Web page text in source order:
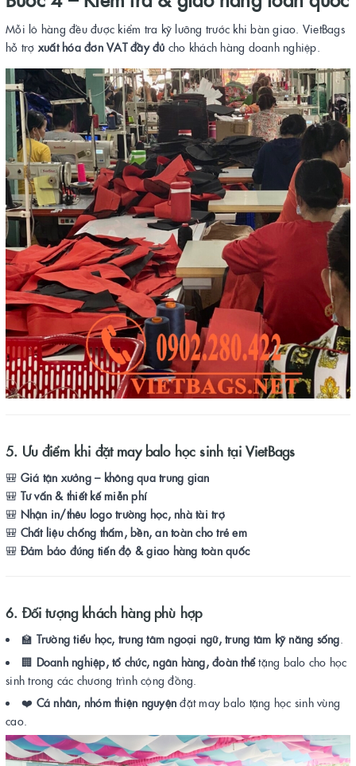
Mỗi lô hàng đều được kiểm tra kỹ lưỡng trước khi bàn giao. VietBags
hỗ trợ xuất hóa đơn VAT đầy đủ cho khách hàng doanh nghiệp.
5. Ưu điểm khi đặt may balo học sinh tại VietBags
🎒 Giá tận xưởng – không qua trung gian
🎒 Tư vấn & thiết kế miễn phí
🎒 Nhận in/thêu logo trường học, nhà tài trợ
🎒 Chất liệu chống thấm, bền, an toàn cho trẻ em
🎒 Đảm bảo đúng tiến độ & giao hàng toàn quốc
6. Đối tượng khách hàng phù hợp
🏫 Trường tiểu học, trung tâm ngoại ngữ, trung tâm kỹ năng sống.
🏢 Doanh nghiệp, tổ chức, ngân hàng, đoàn thểtặng balo cho học
sinh trong các chương trình cộng đồng.
❤️ Cá nhân, nhóm thiện nguyện đặt may balo tặng học sinh vùng
cao.